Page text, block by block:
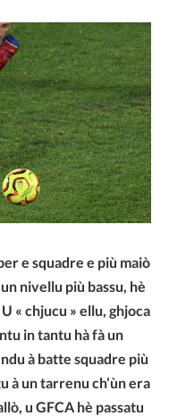
e squadre e più maiò
nivellu più bassu, hè
« chjucu » ellu, ghjoca
in tantu hà fà un
à batte squadre più
à un tarrenu ch’ùn era
u GFCA hè passatu